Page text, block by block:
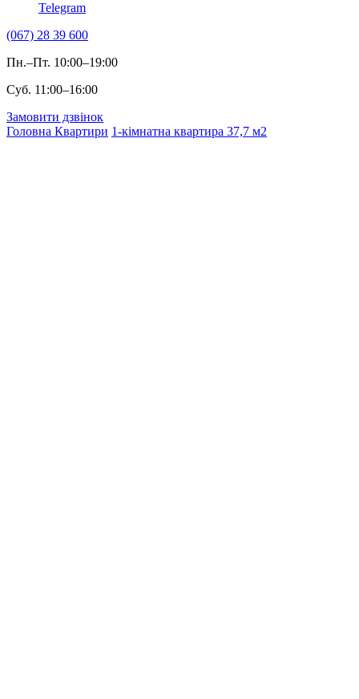
Telegram
(067) 28 39 600
Пн.–Пт. 10:00–19:00
Суб. 11:00–16:00
Замовити дзвінок
Головна Квартири 1-кімнатна квартира 37,7 м2